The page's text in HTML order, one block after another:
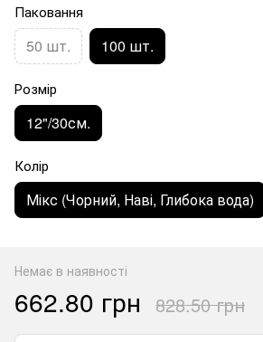
Паковання
50 шт. 100 шт.
Розмір
12"/30см.
Колір
Мікс (Чорний, Наві, Глибока вода)
Немає в наявності
662.80 грн 828.50 грн